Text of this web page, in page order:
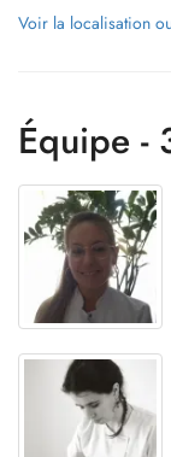
Voir la localisation
Équipe -